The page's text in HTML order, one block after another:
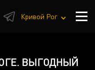
Кривой Рог
ВЫГОДНЫЙ